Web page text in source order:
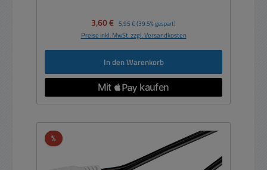
Verkaufspreis:
3,60 € Regulärer Preis:
5,95 € (39.5% gespart)
Preise inkl. MwSt. zzgl. Versandkosten
In den Warenkorb
%Rabatt